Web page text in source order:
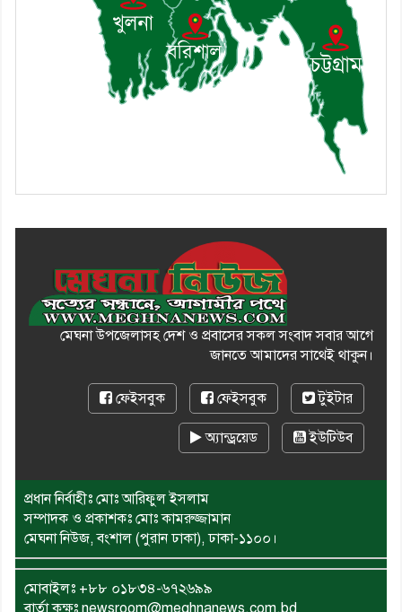
১০। দাউদকান্দিতে ইউপি সদস্যকে
মারধরের চেষ্টা ও প্রাণনাশের হুমকির
অভিযোগ
মেঘনা উপজেলাসহ দেশ ও প্রবাসের সকল সংবাদ সবার আগে
জানতে আমাদের সাথেই থাকুন।
ফেইসবুক ফেইসবুক টুইটার
অ্যান্ড্রয়েড ইউটিউব
প্রধান নির্বাহীঃ মোঃ আরিফুল ইসলাম
সম্পাদক ও প্রকাশকঃ মোঃ কামরুজ্জামান
মেঘনা নিউজ, বংশাল (পুরান ঢাকা), ঢাকা-১১০০।
মোবাইলঃ +৮৮ ০১৮৩৪-৬৭২৬৯৯
বার্তা কক্ষঃ newsroom@meghnanews.com.bd